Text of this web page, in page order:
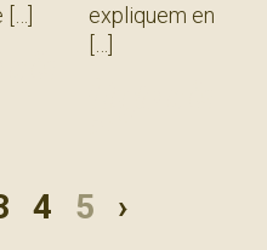
expliquem en
4 5 ›